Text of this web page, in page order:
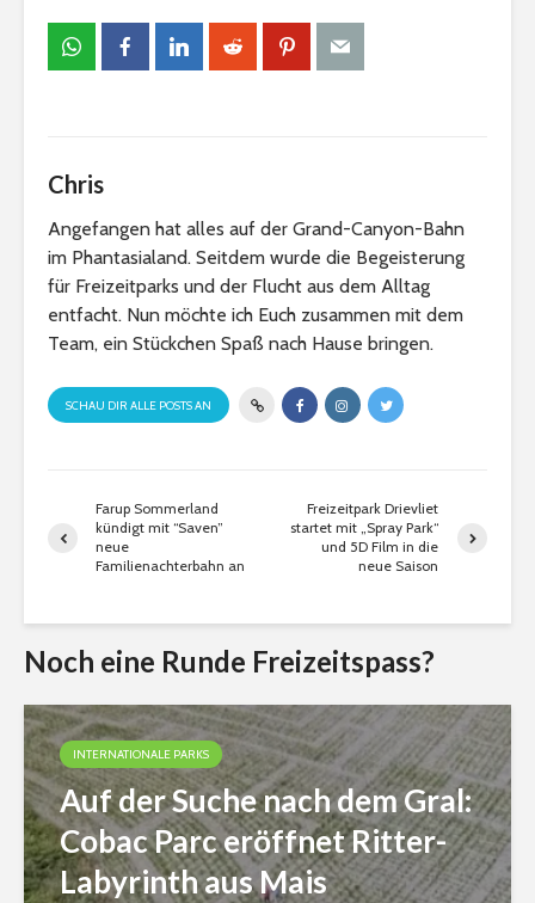
Chris
Angefangen hat alles auf der Grand-Canyon-Bahn
im Phantasialand. Seitdem wurde die Begeisterung
für Freizeitparks und der Flucht aus dem Alltag
entfacht. Nun möchte ich Euch zusammen mit dem
Team, ein Stückchen Spaß nach Hause bringen.
SCHAU DIR ALLE POSTS AN
Farup Sommerland
kündigt mit “Saven”
neue
Familienachterbahn an
Freizeitpark Drievliet
startet mit „Spray Park“
und 5D Film in die
neue Saison
Noch eine Runde Freizeitspass?
INTERNATIONALE PARKS
Auf der Suche nach dem Gral:
Cobac Parc eröffnet Ritter-
Labyrinth aus Mais